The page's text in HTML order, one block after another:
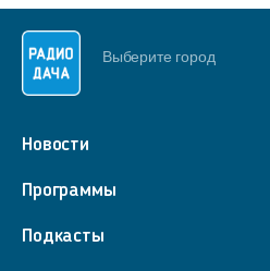
Выберите город
Новости
Программы
Подкасты